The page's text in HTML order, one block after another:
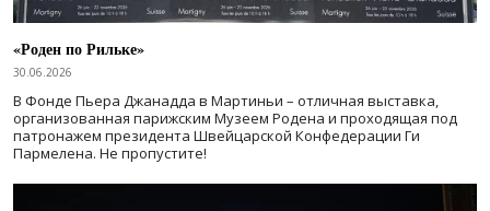
«Роден по Рильке»
30.06.2026
В Фонде Пьера Джанадда в Мартиньи – отличная выставка,
организованная парижским Музеем Родена и проходящая под
патронажем президента Швейцарской Конфедерации Ги
Пармелена. Не пропустите!